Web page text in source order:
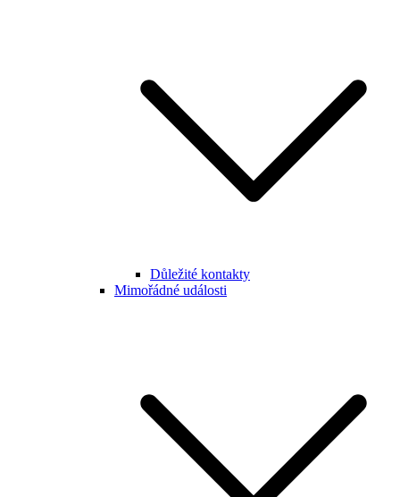
Důležité kontakty
Mimořádné události